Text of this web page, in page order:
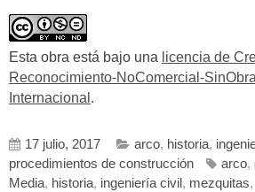
Esta obra está bajo una licencia de
Reconocimiento-NoComercial-
Internacional .
17 julio, 2017 arco, historia,
procedimientos de construcción
arco,
Media, historia, ingeniería civil , mezquitas,